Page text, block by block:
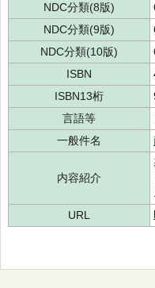
NDC分類(8版)
NDC分類(9版)
NDC分類(10版)
ISBN
ISBN13桁
言語等
一般件名
内容紹介
URL